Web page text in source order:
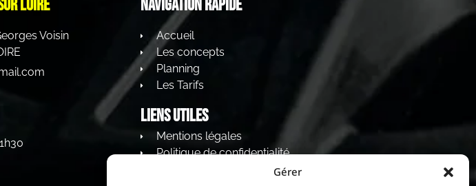
Gérer
loire
Voisin
Navigation rapide
Accueil
Les concepts
Planning
Les Tarifs
Liens utiles
Mentions légales
Politique de confidentialité